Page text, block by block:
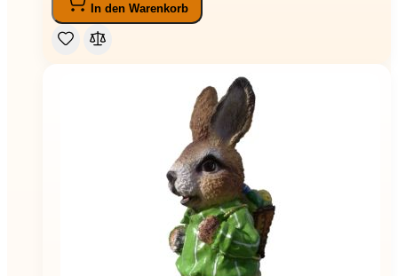
In den Warenkorb